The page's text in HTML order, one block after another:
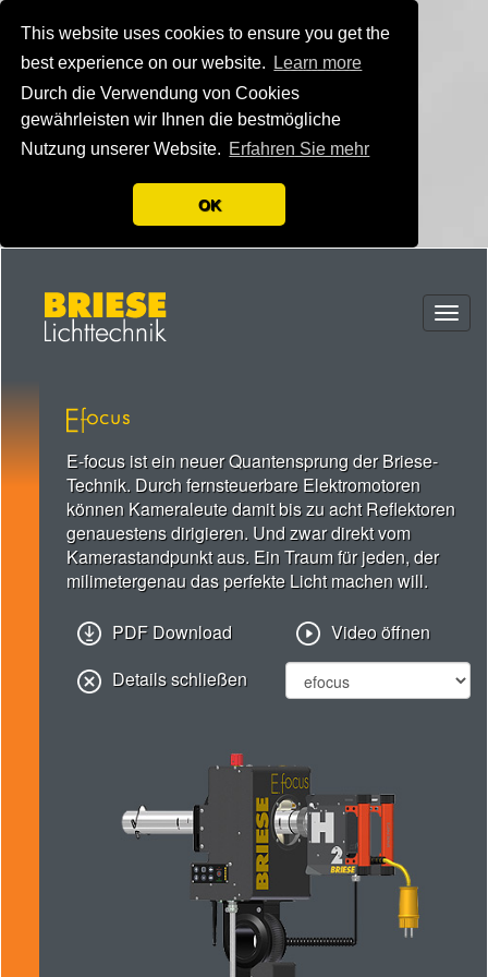
This website uses cookies to ensure you get the
best experience on our website.
Learn more
Durch die Verwendung von Cookies
gewährleisten wir Ihnen die bestmögliche
Nutzung unserer Website. Erfahren Sie mehr
OK
E-focus ist ein neuer Quantensprung der Briese-
Technik. Durch fernsteuerbare Elektromotoren
können Kameraleute damit bis zu acht Reflektoren
genauestens dirigieren. Und zwar direkt vom
Kamerastandpunkt aus. Ein Traum für jeden, der
milimetergenau das perfekte Licht machen will.
PDF Download
Video öffnen
Details schließen